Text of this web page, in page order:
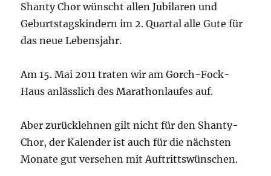
Shanty Chor wünscht allen Jubilaren und
Geburtstagskindern im 2. Quartal alle Gute für
das neue Lebensjahr.
Am 15. Mai 2011 traten wir am Gorch-Fock-
Haus anlässlich des Marathonlaufes auf.
Aber zurücklehnen gilt nicht für den Shanty-
Chor, der Kalender ist auch für die nächsten
Monate gut versehen mit Auftrittswünschen.